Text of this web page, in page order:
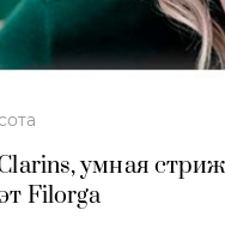
умная
Filorga